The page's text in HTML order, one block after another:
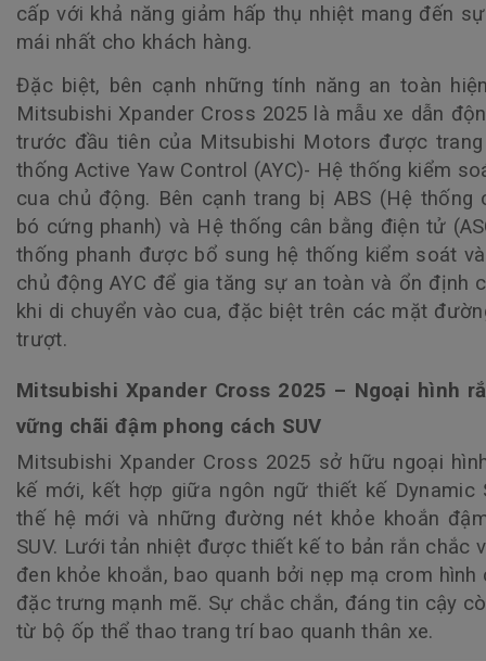
cấp với khả năng giảm hấp thụ nhiệt mang đến
mái nhất cho khách hàng.
Đặc biệt, bên cạnh những tính năng an toàn
Mitsubishi Xpander Cross 2025 là mẫu xe dẫn
trước đầu tiên của Mitsubishi Motors được
thống Active Yaw Control (AYC)- Hệ thống kiểm
cua chủ động. Bên cạnh trang bị ABS (Hệ thống
bó cứng phanh) và Hệ thống cân bằng điện tử
thống phanh được bổ sung hệ thống kiểm soát
chủ động AYC để gia tăng sự an toàn và ổn định
khi di chuyển vào cua, đặc biệt trên các mặt
trượt.
Mitsubishi Xpander Cross 2025 – Ngoại hình
vững chãi đậm phong cách SUV
Mitsubishi Xpander Cross 2025 sở hữu ngoại
kế mới, kết hợp giữa ngôn ngữ thiết kế Dynamic
thế hệ mới và những đường nét khỏe khoắn
SUV. Lưới tản nhiệt được thiết kế to bản rắn chắc
đen khỏe khoắn, bao quanh bởi nẹp mạ crom hình
đặc trưng mạnh mẽ. Sự chắc chắn, đáng tin cậy
từ bộ ốp thể thao trang trí bao quanh thân xe.